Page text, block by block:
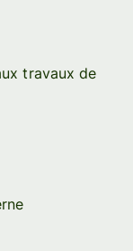
travaux de